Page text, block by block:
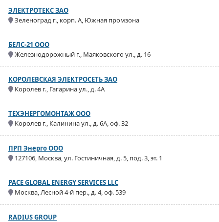
ЭЛЕКТРОТЕКС ЗАО
Зеленоград г., корп. А, Южная промзона
БЕЛС-21 ООО
Железнодорожный г., Маяковского ул., д. 16
КОРОЛЕВСКАЯ ЭЛЕКТРОСЕТЬ ЗАО
Королев г., Гагарина ул., д. 4А
ТЕХЭНЕРГОМОНТАЖ ООО
Королев г., Калинина ул., д. 6А, оф. 32
ПРП Энерго OOO
127106, Москва, ул. Гостиничная, д. 5, под. 3, эт. 1
PACE GLOBAL ENERGY SERVICES LLC
Москва, Лесной 4-й пер., д. 4, оф. 539
RADIUS GROUP